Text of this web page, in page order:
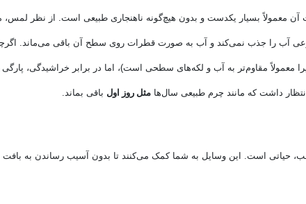
معمولاً بسیار یکدست و بدون هیچ‌گونه ناهنجاری طبیعی است. از نظر لمس،
آب را جذب نمی‌کند و آب به صورت قطرات روی سطح آن باقی می‌ماند.
مقاوم‌تر به آب و لکه‌های سطحی است)، اما در برابر خراشیدگی، پارگی
داشت که مانند چرم طبیعی سال‌ها مثل روز اول باقی بماند.
حیاتی است. این وسایل به شما کمک می‌کنند تا بدون آسیب رساندن به بافت